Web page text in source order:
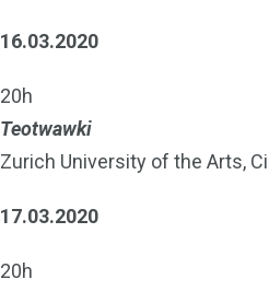
16.03.2020
20h
Teotwawki
Zurich University of the Arts,
17.03.2020
20h